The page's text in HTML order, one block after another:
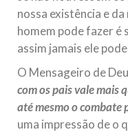
nossa existência e
homem pode fazer é
assim jamais ele
O Mensageiro de
com os pais vale mais
até mesmo o combate
uma impressão de o